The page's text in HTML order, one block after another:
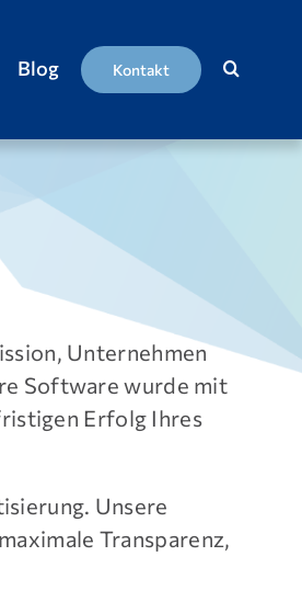
Blog Kontakt
Unternehmen
Software wurde mit
Erfolg Ihres
Unsere
Transparenz,